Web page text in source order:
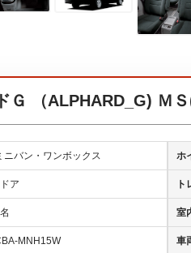
Ｇ （ALPHARD_G) Ｍ
ニバン・ワンボックス
ア
MNH15W
ホ
室
車